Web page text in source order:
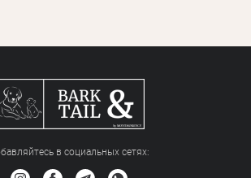
в социальных сетяx: